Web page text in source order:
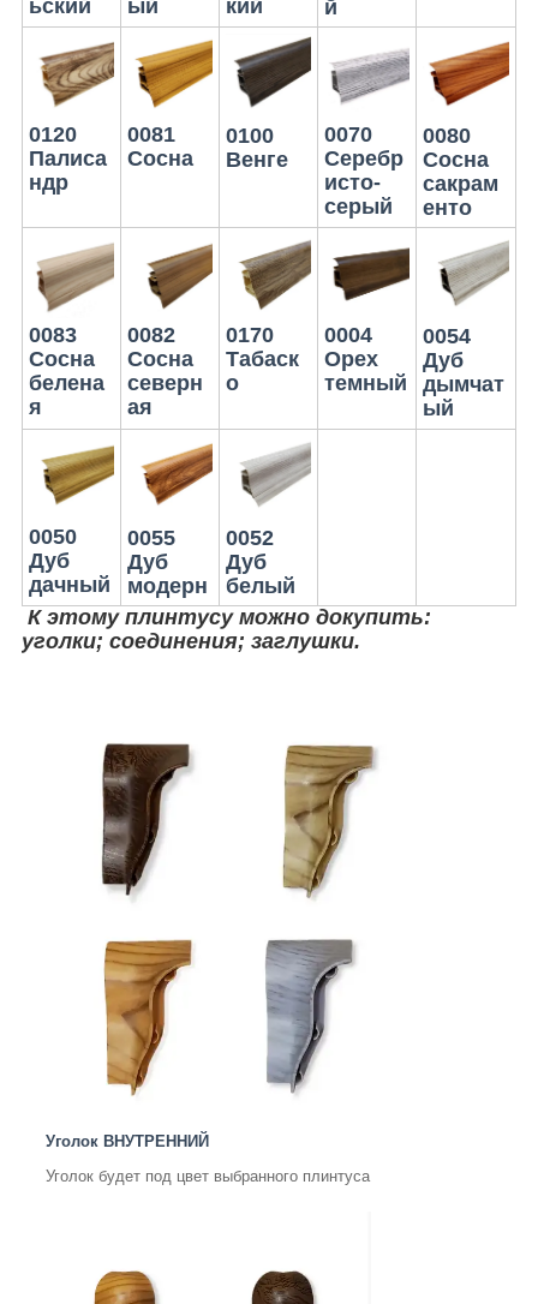
ьский
ый
кий
й
0120
Палиса
ндр
0081
Сосна
0100
Венге
0070
Серебр
исто-
серый
0080
Сосна
сакрам
енто
0083
Сосна
белена
я
0082
Сосна
северн
ая
0170
Табаск
о
0004
Орех
темный
0054
Дуб
дымчат
ый
0050
Дуб
дачный
0055
Дуб
модерн
0052
Дуб
белый
К этому плинтусу можно докупить:
уголки; соединения; заглушки.
Уголок ВНУТРЕННИЙ
Уголок будет под цвет выбранного плинтуса